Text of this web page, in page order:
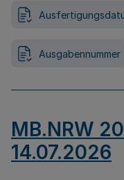
Ausgabennummer
MB.NRW
14.07.2026